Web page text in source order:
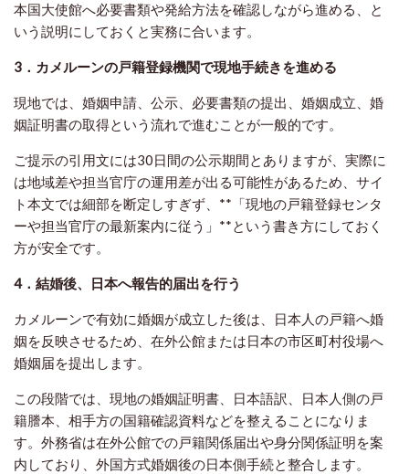
本国大使館へ必要書類や発給方法を確認しながら進める、と
いう説明にしておくと実務に合います。
3．カメルーンの戸籍登録機関で現地手続きを進める
現地では、婚姻申請、公示、必要書類の提出、婚姻成立、婚
姻証明書の取得という流れで進むことが一般的です。
ご提示の引用文には30日間の公示期間とありますが、実際に
は地域差や担当官庁の運用差が出る可能性があるため、サイ
ト本文では細部を断定しすぎず、**「現地の戸籍登録センタ
ーや担当官庁の最新案内に従う」**という書き方にしておく
方が安全です。
4．結婚後、日本へ報告的届出を行う
カメルーンで有効に婚姻が成立した後は、日本人の戸籍へ婚
姻を反映させるため、在外公館または日本の市区町村役場へ
婚姻届を提出します。
この段階では、現地の婚姻証明書、日本語訳、日本人側の戸
籍謄本、相手方の国籍確認資料などを整えることになりま
す。外務省は在外公館での戸籍関係届出や身分関係証明を案
内しており、外国方式婚姻後の日本側手続と整合します。